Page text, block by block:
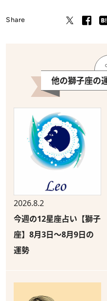
Share
他の獅子座の
2026.8.2
今週の12星座占い【獅子
座】8月3日～8月9日の
運勢